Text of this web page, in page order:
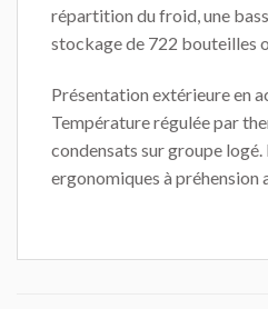
répartition du froid, une
stockage de 722 bouteilles
Présentation extérieure en
Température régulée par
condensats sur groupe
ergonomiques à préhension